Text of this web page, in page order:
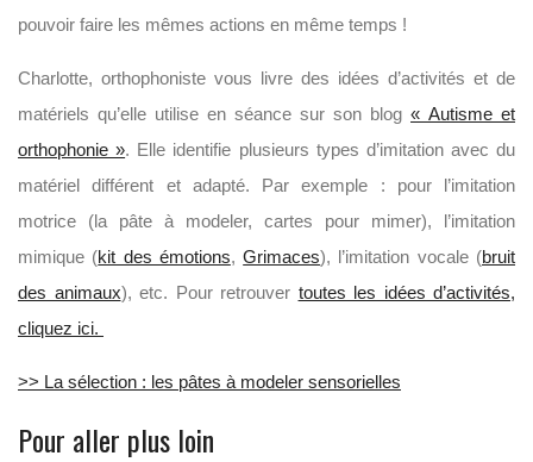
pouvoir faire les mêmes actions en même temps !
Charlotte, orthophoniste vous livre des idées d’activités et de
matériels qu’elle utilise en séance sur son blog « Autisme et
orthophonie ». Elle identifie plusieurs types d’imitation avec du
matériel différent et adapté. Par exemple : pour l’imitation
motrice (la pâte à modeler, cartes pour mimer), l’imitation
mimique (kit des émotions,Grimaces), l’imitation vocale (bruit
des animaux), etc. Pour retrouver toutes les idées d’activités,
cliquez ici.
>> La sélection : les pâtes à modeler sensorielles
Pour aller plus loin